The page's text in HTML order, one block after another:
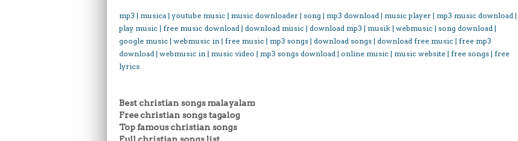
mp3 | musica | youtube music | music downloader | song | mp3 download | music player | mp3 music download |
play music | free music download | download music | download mp3 | musik | webmusic | song download |
google music | webmusic in | free music | mp3 songs | download songs | download free music | free mp3
download | webmusic in | music video | mp3 songs download | online music | music website | free songs | free
lyrics
Best christian songs malayalam
Free christian songs tagalog
Top famous christian songs